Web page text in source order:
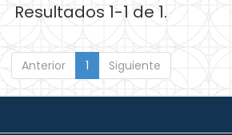
Resultados 1-1 de 1.
Anterior 1 Siguiente